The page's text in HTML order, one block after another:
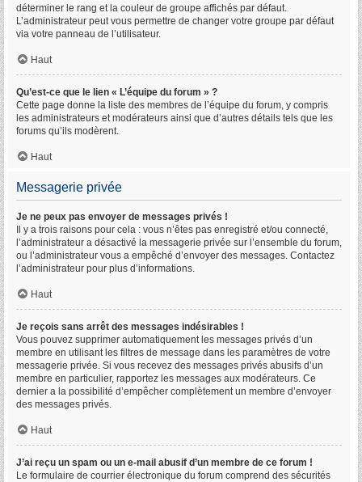
déterminer le rang et la couleur de groupe affichés par défaut.
L’administrateur peut vous permettre de changer votre groupe par défaut
via votre panneau de l’utilisateur.
Haut
Qu’est-ce que le lien « L’équipe du forum » ?
Cette page donne la liste des membres de l’équipe du forum, y compris
les administrateurs et modérateurs ainsi que d’autres détails tels que les
forums qu’ils modèrent.
Haut
Messagerie privée
Je ne peux pas envoyer de messages privés !
Il y a trois raisons pour cela : vous n’êtes pas enregistré et/ou connecté,
l’administrateur a désactivé la messagerie privée sur l’ensemble du forum,
ou l’administrateur vous a empêché d’envoyer des messages. Contactez
l’administrateur pour plus d’informations.
Haut
Je reçois sans arrêt des messages indésirables !
Vous pouvez supprimer automatiquement les messages privés d’un
membre en utilisant les filtres de message dans les paramètres de votre
messagerie privée. Si vous recevez des messages privés abusifs d’un
membre en particulier, rapportez les messages aux modérateurs. Ce
dernier a la possibilité d’empêcher complètement un membre d’envoyer
des messages privés.
Haut
J’ai reçu un spam ou un e-mail abusif d’un membre de ce forum !
Le formulaire de courrier électronique du forum comprend des sécurités